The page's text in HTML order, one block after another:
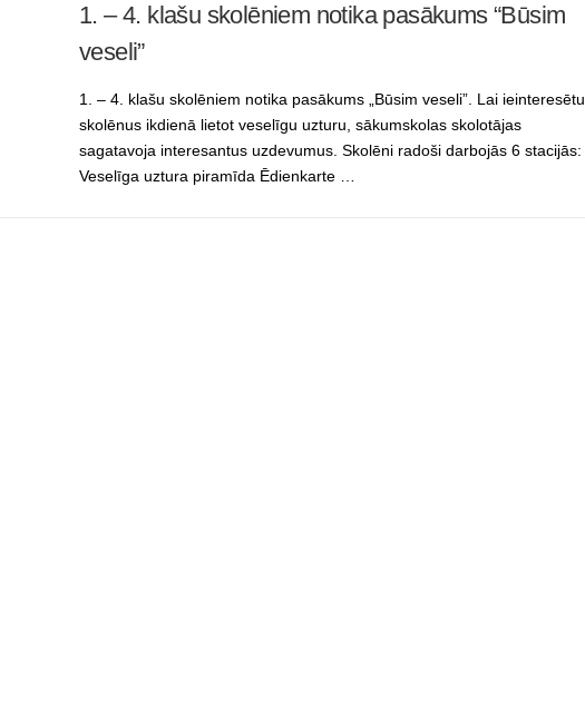
1. – 4. klašu skolēniem notika pasākums “Būsim
veseli”
1. – 4. klašu skolēniem notika pasākums „Būsim veseli”. Lai ieinteresētu
skolēnus ikdienā lietot veselīgu uzturu, sākumskolas skolotājas
sagatavoja interesantus uzdevumus. Skolēni radoši darbojās 6 stacijās:
Veselīga uztura piramīda Ēdienkarte …